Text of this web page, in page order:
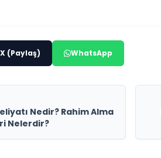
X (Paylaş) WhatsApp
Nedir? Rahim Alma
Nelerdir?